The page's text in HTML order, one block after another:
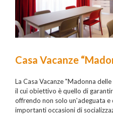
Casa Vacanze
La Casa Vacanze "Madonna
il cui obiettivo è quello di
offrendo non solo un'adeguata e
importanti occasioni di